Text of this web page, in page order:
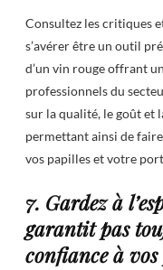
Consultez les critiques
s’avérer être un outil
d’un vin rouge offrant
professionnels du
sur la qualité, le goût et
permettant ainsi de
vos papilles et votre
7. Gardez à
garantit pas
confiance à